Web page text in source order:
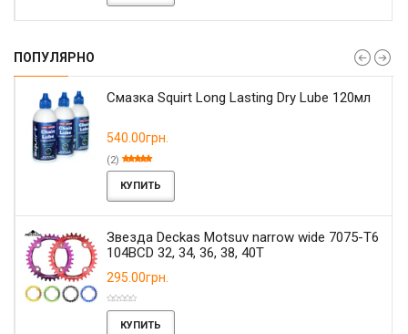
ПОПУЛЯРНО
Смазка Squirt Long Lasting Dry Lube 120мл
540.00грн.
(2)
КУПИТЬ
Звезда Deckas Motsuv narrow wide 7075-T6
104BCD 32, 34, 36, 38, 40T
295.00грн.
КУПИТЬ